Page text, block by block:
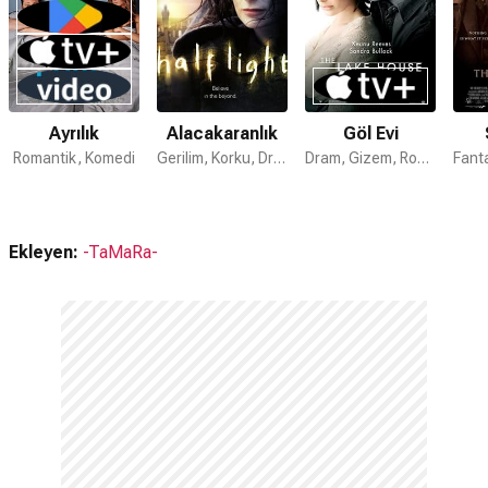
hazırlanmıştır.
The Exonerated devam filmi var mı?
Hayır. The Exonerated için devam filmi bulunmamaktadır.
Ayrılık
Romantik, Komedi
Alacakaranlık
Gerilim, Korku, Dram
Göl Evi
Dram, Gizem, Romantik
Ekleyen: -TaMaRa-